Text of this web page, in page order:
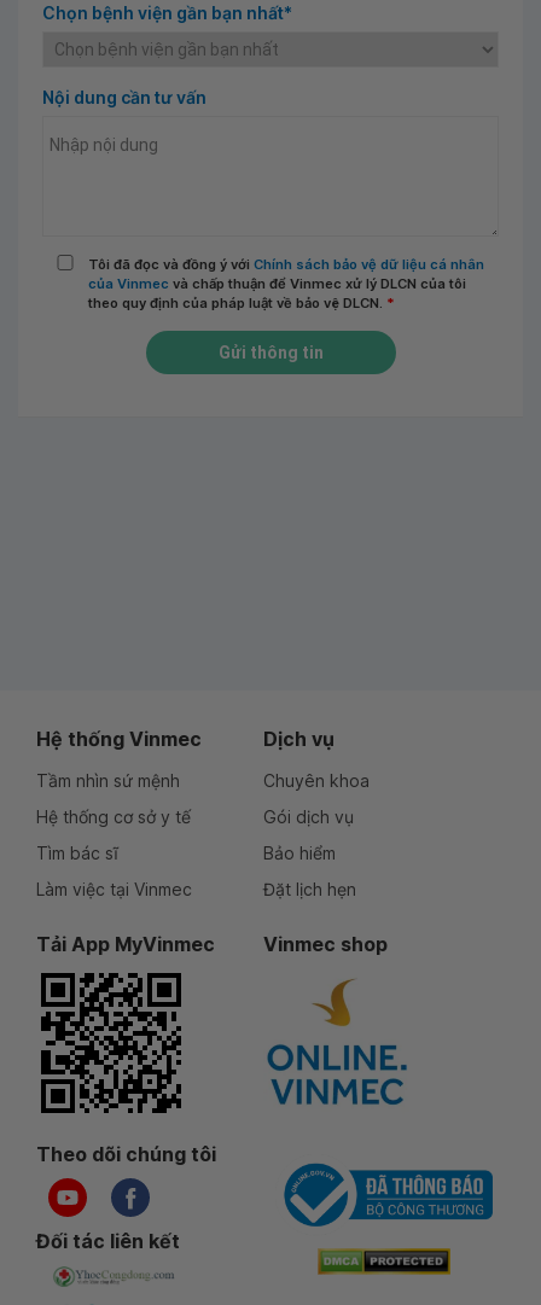
Chọn bệnh viện gần bạn nhất*
Nội dung cần tư vấn
Tôi đã đọc và đồng ý với Chính sách bảo vệ dữ liệu cá nhân
của Vinmec và chấp thuận để Vinmec xử lý DLCN của tôi
theo quy định của pháp luật về bảo vệ DLCN. *
Gửi thông tin
Hệ thống Vinmec
Tầm nhìn sứ mệnh
Hệ thống cơ sở y tế
Tìm bác sĩ
Làm việc tại Vinmec
Dịch vụ
Chuyên khoa
Gói dịch vụ
Bảo hiểm
Đặt lịch hẹn
Tải App MyVinmec Vinmec shop
Theo dõi chúng tôi
Đối tác liên kết